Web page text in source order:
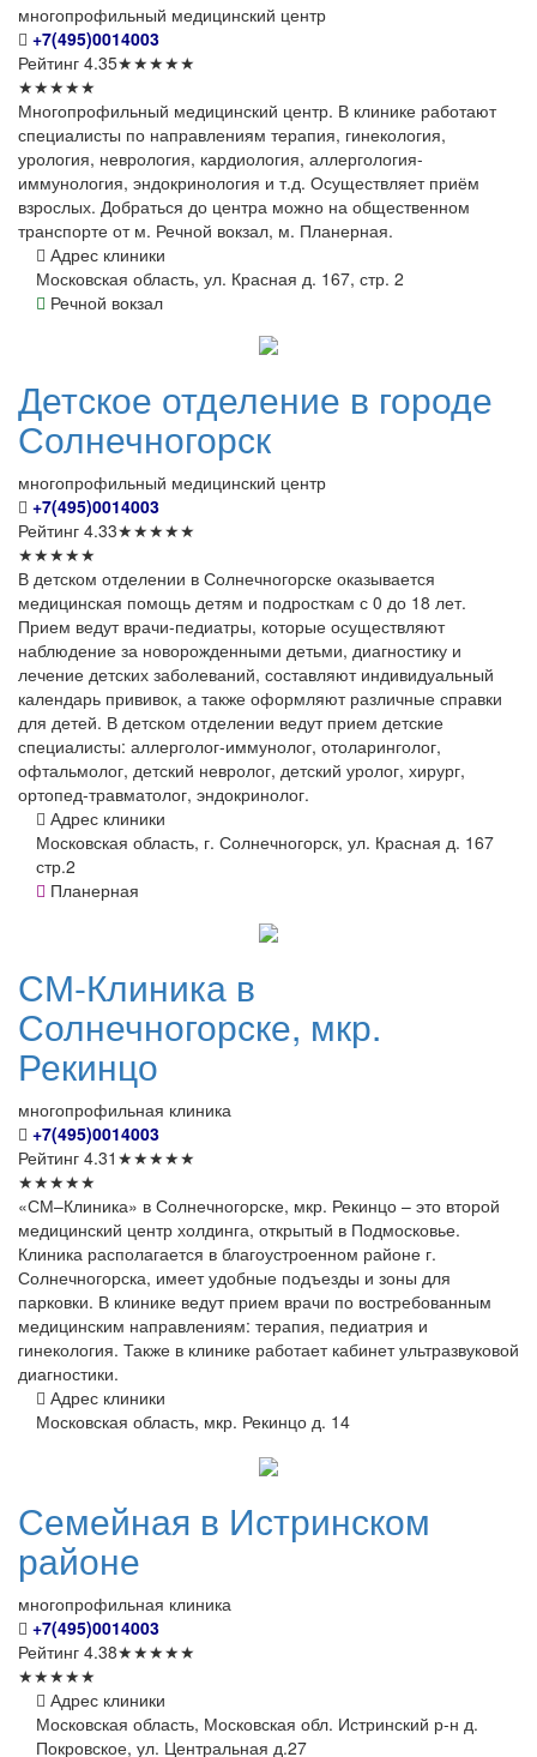
многопрофильный медицинский центр
+7(495)0014003
Рейтинг 4.35★★★★★
★★★★★
Многопрофильный медицинский центр. В клинике работают
специалисты по направлениям терапия, гинекология,
урология, неврология, кардиология, аллергология-
иммунология, эндокринология и т.д. Осуществляет приём
взрослых. Добраться до центра можно на общественном
транспорте от м. Речной вокзал, м. Планерная.
Адрес клиники
Московская область, ул. Красная д. 167, стр. 2
Речной вокзал
Детское отделение в городе
Солнечногорск
многопрофильный медицинский центр
+7(495)0014003
Рейтинг 4.33★★★★★
★★★★★
В детском отделении в Солнечногорске оказывается
медицинская помощь детям и подросткам с 0 до 18 лет.
Прием ведут врачи-педиатры, которые осуществляют
наблюдение за новорожденными детьми, диагностику и
лечение детских заболеваний, составляют индивидуальный
календарь прививок, а также оформляют различные справки
для детей. В детском отделении ведут прием детские
специалисты: аллерголог-иммунолог, отоларинголог,
офтальмолог, детский невролог, детский уролог, хирург,
ортопед-травматолог, эндокринолог.
Адрес клиники
Московская область, г. Солнечногорск, ул. Красная д. 167
стр.2
Планерная
СМ-Клиника в
Солнечногорске, мкр.
Рекинцо
многопрофильная клиника
+7(495)0014003
Рейтинг 4.31 ★★★★★
★★★★★
«СМ–Клиника» в Солнечногорске, мкр. Рекинцо – это второй
медицинский центр холдинга, открытый в Подмосковье.
Клиника располагается в благоустроенном районе г.
Солнечногорска, имеет удобные подъезды и зоны для
парковки. В клинике ведут прием врачи по востребованным
медицинским направлениям: терапия, педиатрия и
гинекология. Также в клинике работает кабинет ультразвуковой
диагностики.
Адрес клиники
Московская область, мкр. Рекинцо д. 14
Семейная в Истринском
районе
многопрофильная клиника
+7(495)0014003
Рейтинг 4.38★★★★★
★★★★★
Адрес клиники
Московская область, Московская обл. Истринский р-н д.
Покровское, ул. Центральная д.27